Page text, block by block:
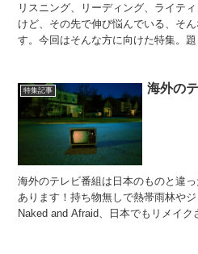
リスニング、リーディング、ライテ
けど、その先で伸び悩んでいる、そ
す。今回はそんな方に向けた特集。
特集記事 海外の
海外のテレビ番組は日本のものと違
あります！持ち物無しで熱帯雨林や
Naked and Afraid、日本でもリメイク